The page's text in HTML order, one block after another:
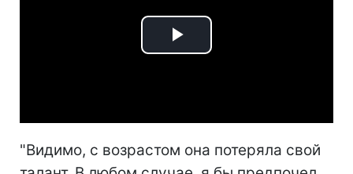
Play
"Видимо, с возрастом она потеряла свой